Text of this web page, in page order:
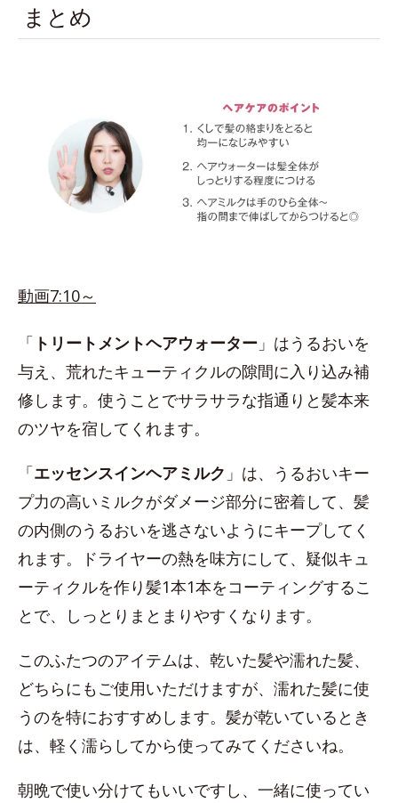
まとめ
動画7:10～
「 トリートメントヘアウォーター 」はうるおいを
与え、荒れたキューティクルの隙間に入り込み補
修します。使うことでサラサラな指通りと髪本来
のツヤを宿してくれます。
「エッセンスインヘアミルク 」は、うるおいキー
プ力の高いミルクがダメージ部分に密着して、髪
の内側のうるおいを逃さないようにキープしてく
れます。ドライヤーの熱を味方にして、疑似キュ
ーティクルを作り髪1本1本をコーティングするこ
とで、しっとりまとまりやすくなります。
このふたつのアイテムは、乾いた髪や濡れた髪、
どちらにもご使用いただけますが、濡れた髪に使
うのを特におすすめします。髪が乾いているとき
は、軽く濡らしてから使ってみてくださいね。
朝晩で使い分けてもいいですし、一緒に使ってい